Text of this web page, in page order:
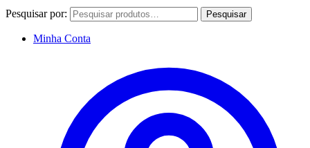
Pesquisar por: Pesquisar
Minha Conta